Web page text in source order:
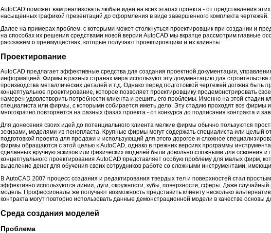
AutoCAD поможет вам реализовать любые идеи на всех этапах проекта - от представления
насыщенных графикой презентаций до оформления в виде завершенного комплекта чертежей.
Далее на примерах проблем, с которыми может столкнуться проектировщик при создании и
на способах их решения средствами новой версии AutoCAD мы вкратце рассмотрим главные
расскажем о преимуществах, которые получают проектировщики и их клиенты.
Проектирование
AutoCAD предлагает эффективные средства для создания проектной документации,
информацией. Фирмы в разных странах мира используют эту документацию для строительства
производства металлических деталей и т.д. Однако перед подготовкой чертежей должна быть
концептуальное проектирование, которое позволяет проектировщику продемонстрировать
намерен удовлетворить потребности клиента и решить его проблемы. Именно на этой стадии
специалиста или фирмы, с которыми собирается иметь дело. Эту стадию проходят все фирмы
многократно повторяется на разных фазах проекта - от конкурса до подписания контракта и
Для донесения своих идей до потенциального клиента мелкие фирмы обычно пользуются
эскизами, моделями из пенопласта. Крупные фирмы могут содержать специалиста или целый
подготовкой проекта для продажи и использующий для этого дорогое и сложное
фирмы обращаются с этой целью к AutoCAD, однако в прежних версиях программы
сделанных вручную эскизов или физических моделей были довольно сложными для освоения
концептуального проектирования AutoCAD представляет особую проблему для малых фирм,
выделение денег для обучения своих сотрудников работе со сложными инструментами,
В AutoCAD 2007 процесс создания и редактирования твердых тел и поверхностей стал
эффективно используются линии, дуги, окружности, кубы, поверхности, сферы. Даже
модель. Профессионалы же получают возможность представить клиенту несколько
контракта могут повторно использовать данные демонстрационной модели в качестве основы
Среда создания моделей
Проблема